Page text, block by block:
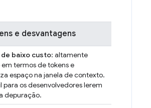
e desvantagens
baixo custo: altamente
termos de tokens e
espaço na janela de contexto.
para os desenvolvedores lerem
depuração.